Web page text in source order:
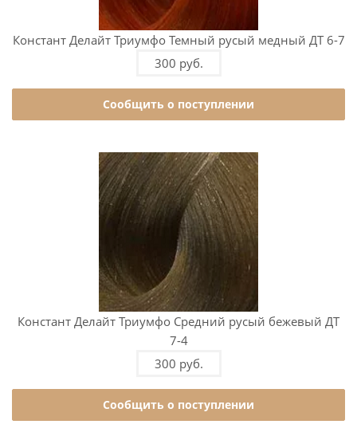
Констант Делайт Триумфо Темный русый медный ДТ 6-7
300 руб.
Сообщить о поступлении
Констант Делайт Триумфо Средний русый бежевый ДТ
7-4
300 руб.
Сообщить о поступлении